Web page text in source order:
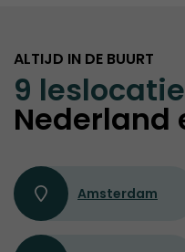
ALTIJD IN DE BUURT
9
Nederland
Amsterdam